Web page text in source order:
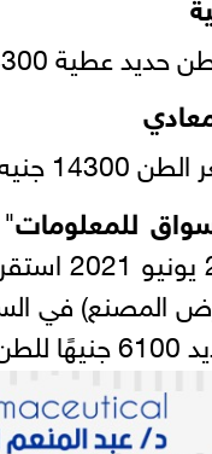
عطية 14300 جنيه.
جنيه.
للمعلومات"